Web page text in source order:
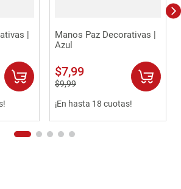
|
Manos Paz Decorativas |
Azul
$7,99
$9,99
¡En hasta 18 cuotas!